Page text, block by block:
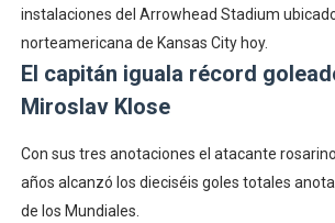
instalaciones del Arrowhead Stadium
norteamericana de Kansas City hoy.
El capitán iguala récord
Miroslav Klose
Con sus tres anotaciones el atacante
años alcanzó los dieciséis goles totales
de los Mundiales.